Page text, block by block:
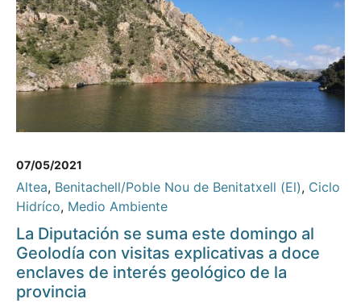
07/05/2021
Altea, Benitachell/Poble Nou de Benitatxell (El), Ciclo
Hidríco, Medio Ambiente
La Diputación se suma este domingo al
Geolodía con visitas explicativas a doce
enclaves de interés geológico de la
provincia